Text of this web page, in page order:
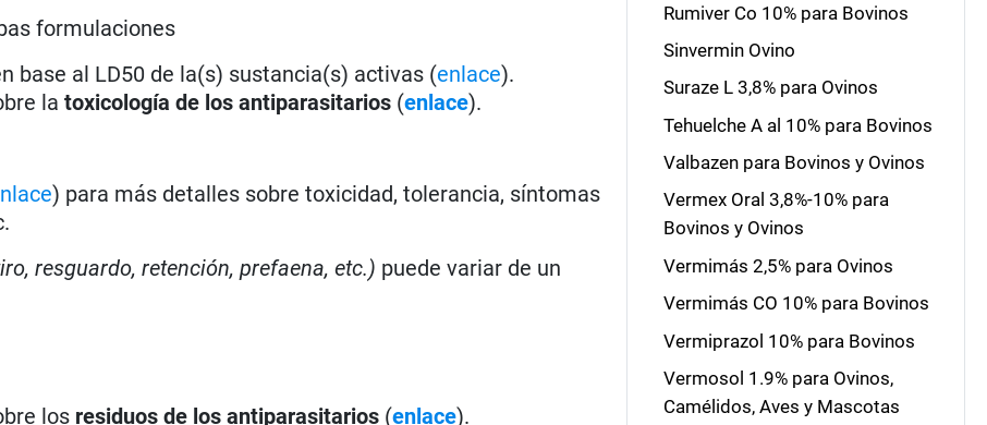
formulaciones
base al LD50 de la(s) sustancia(s) activas (enlace).
la toxicología de los antiparasitarios (enlace).
) para más detalles sobre toxicidad, tolerancia, síntomas
resguardo, retención, prefaena, etc.) puede variar de un
los residuos de los antiparasitarios (enlace).
Rumiver Co 10% para Bovinos
Sinvermin Ovino
Suraze L 3,8% para Ovinos
Tehuelche A al 10% para Bovinos
Valbazen para Bovinos y Ovinos
Vermex Oral 3,8%-10% para
Bovinos y Ovinos
Vermimás 2,5% para Ovinos
Vermimás CO 10% para Bovinos
Vermiprazol 10% para Bovinos
Vermosol 1.9% para Ovinos,
Camélidos, Aves y Mascotas